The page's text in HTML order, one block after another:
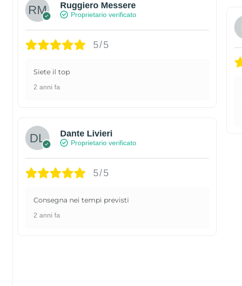
Ruggiero Messere
Proprietario verificato
5/5
Siete il top
2 anni fa
Dante Livieri
Proprietario verificato
5/5
Consegna nei tempi previsti
2 anni fa